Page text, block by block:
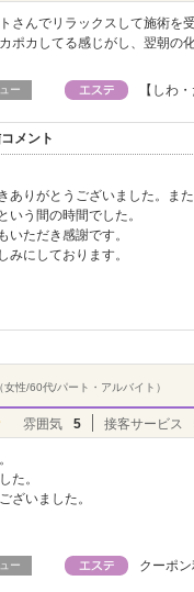
さんでリラックスして施術を
ポカしてる感じがし、翌朝の
ー 【しわ
メント
ありがとうございました。ま
いう間の時間でした。
いただき感謝です。
みにしております。
（女性/60代/パート・アルバイト）
雰囲気 5 接客サービス
た。
ざいました。
ー クーポ